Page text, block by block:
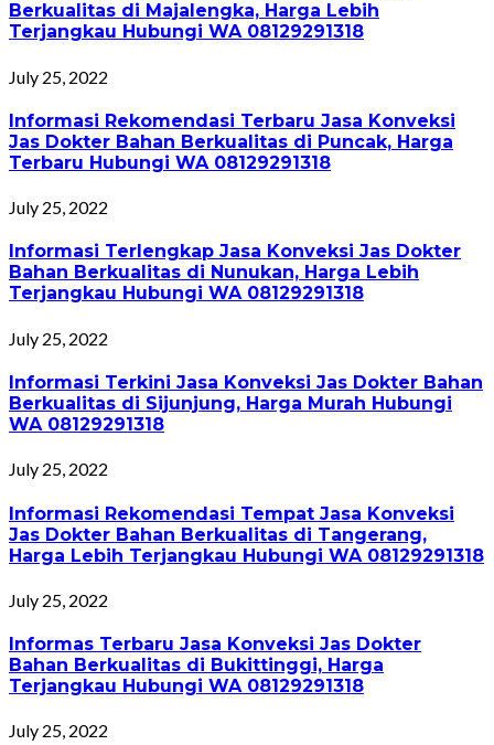
Berkualitas di Majalengka, Harga Lebih
Terjangkau Hubungi WA 08129291318
July 25, 2022
Informasi Rekomendasi Terbaru Jasa Konveksi
Jas Dokter Bahan Berkualitas di Puncak, Harga
Terbaru Hubungi WA 08129291318
July 25, 2022
Informasi Terlengkap Jasa Konveksi Jas Dokter
Bahan Berkualitas di Nunukan, Harga Lebih
Terjangkau Hubungi WA 08129291318
July 25, 2022
Informasi Terkini Jasa Konveksi Jas Dokter Bahan
Berkualitas di Sijunjung, Harga Murah Hubungi
WA 08129291318
July 25, 2022
Informasi Rekomendasi Tempat Jasa Konveksi
Jas Dokter Bahan Berkualitas di Tangerang,
Harga Lebih Terjangkau Hubungi WA 08129291318
July 25, 2022
Informas Terbaru Jasa Konveksi Jas Dokter
Bahan Berkualitas di Bukittinggi, Harga
Terjangkau Hubungi WA 08129291318
July 25, 2022